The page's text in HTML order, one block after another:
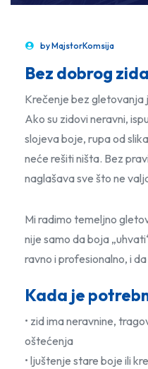
byMajstorKomsija
Bez dobrog
Krečenje bez gletovanja
Ako su zidovi neravni,
slojeva boje, rupa od
neće rešiti ništa. Bez
naglašava sve što ne
Mi radimo temeljno
nije samo da boja
ravno i profesionalno, i
Kada je
• zid ima neravnine,
oštećenja
• ljuštenje stare boje ili